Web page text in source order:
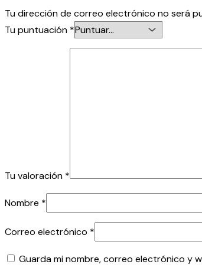
Tu dirección de correo electrónico no será
Tu puntuación *
Tu valoración *
Nombre *
Correo electrónico *
Guarda mi nombre, correo electrónico y